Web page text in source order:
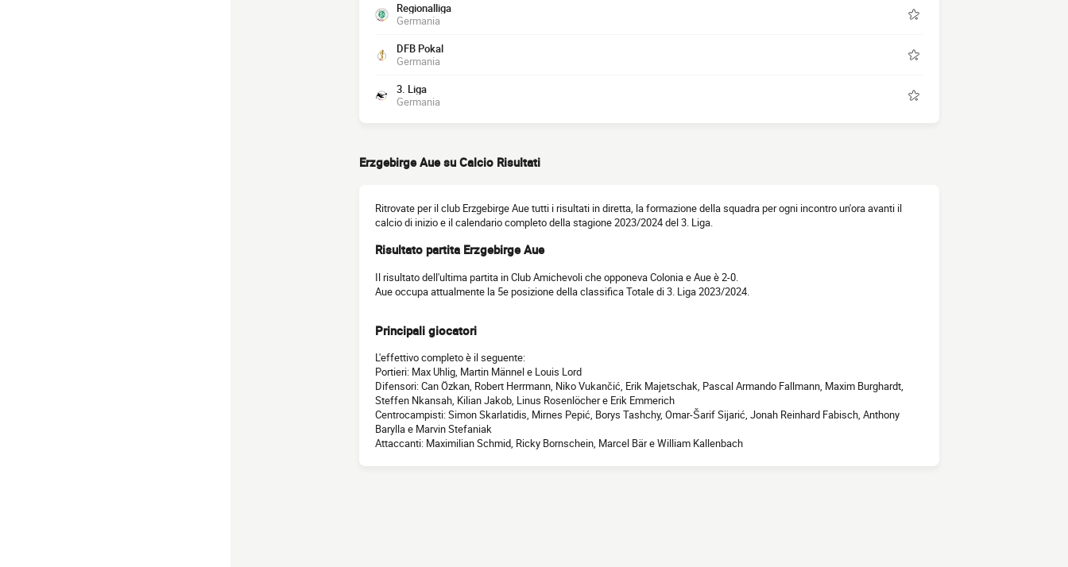
Regionalliga
Germania
DFB Pokal
Germania
3. Liga
Germania
Erzgebirge Aue su Calcio Risultati
Ritrovate per il club Erzgebirge Aue tutti i risultati in diretta, la formazione della squadra per ogni incontro un'ora avanti il
calcio di inizio e il calendario completo della stagione 2023/2024 del 3. Liga.
Risultato partita Erzgebirge Aue
Il risultato dell'ultima partita in Club Amichevoli che opponeva Colonia e Aue è 2-0.
Aue occupa attualmente la 5e posizione della classifica Totale di 3. Liga 2023/2024.
Principali giocatori
L'effettivo completo è il seguente:
Portieri: Max Uhlig, Martin Männel e Louis Lord
Difensori: Can Özkan, Robert Herrmann, Niko Vukančić, Erik Majetschak, Pascal Armando Fallmann, Maxim Burghardt,
Steffen Nkansah, Kilian Jakob, Linus Rosenlöcher e Erik Emmerich
Centrocampisti: Simon Skarlatidis, Mirnes Pepić, Borys Tashchy, Omar-Šarif Sijarić, Jonah Reinhard Fabisch, Anthony
Barylla e Marvin Stefaniak
Attaccanti: Maximilian Schmid, Ricky Bornschein, Marcel Bär e William Kallenbach